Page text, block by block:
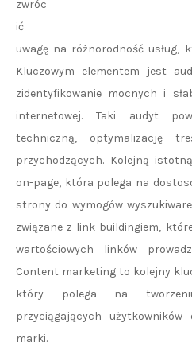
zwróc
ić
uwagę na różnorodność usług,
Kluczowym elementem jest
zidentyfikowanie mocnych i
internetowej. Taki audyt
techniczną, optymalizację
przychodzących. Kolejną
on-page, która polega na
strony do wymogów
związane z link buildingiem,
wartościowych linków
Content marketing to kolejny
który polega na
przyciągających
marki.